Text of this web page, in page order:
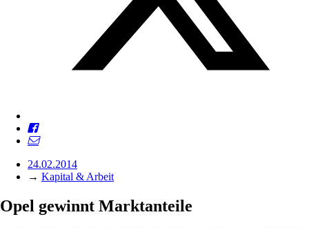
24.02.2014
→ Kapital & Arbeit
Opel gewinnt ­Marktanteile